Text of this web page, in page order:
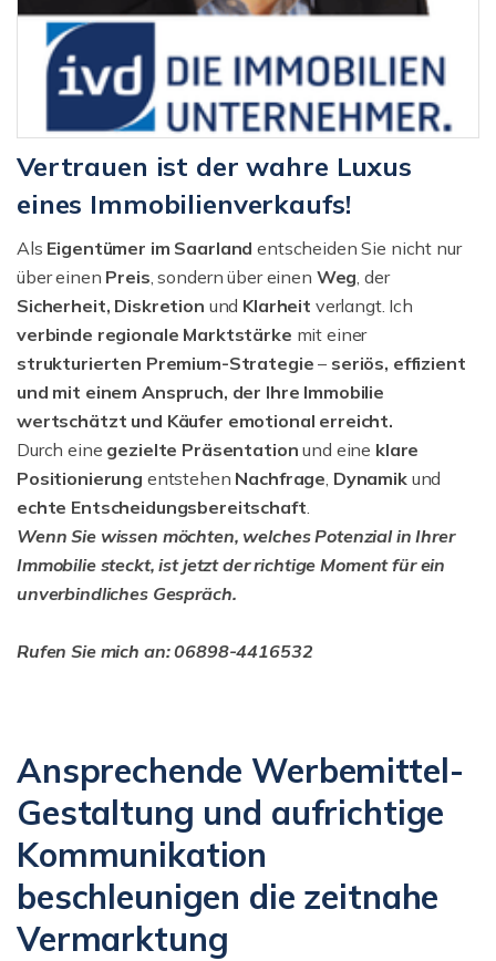
Vertrauen ist der wahre Luxus
eines Immobilienverkaufs!
Als Eigentümer im Saarland entscheiden Sie nicht nur
über einen Preis, sondern über einen Weg, der
Sicherheit, Diskretion und Klarheit verlangt. Ich
verbinde regionale Marktstärke mit einer
strukturierten Premium-Strategie – seriös, effizient
und mit einem Anspruch, der Ihre Immobilie
wertschätzt und Käufer emotional erreicht.
Durch eine gezielte Präsentation und eine klare
Positionierung entstehen Nachfrage, Dynamikund
echte Entscheidungsbereitschaft.
Wenn Sie wissen möchten, welches Potenzial in Ihrer
Immobilie steckt, ist jetzt der richtige Moment für ein
unverbindliches Gespräch.
Rufen Sie mich an: 06898-4416532
Ansprechende Werbemittel-
Gestaltung und aufrichtige
Kommunikation
beschleunigen die zeitnahe
Vermarktung